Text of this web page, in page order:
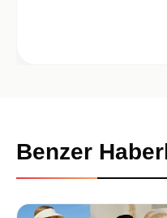
Benzer